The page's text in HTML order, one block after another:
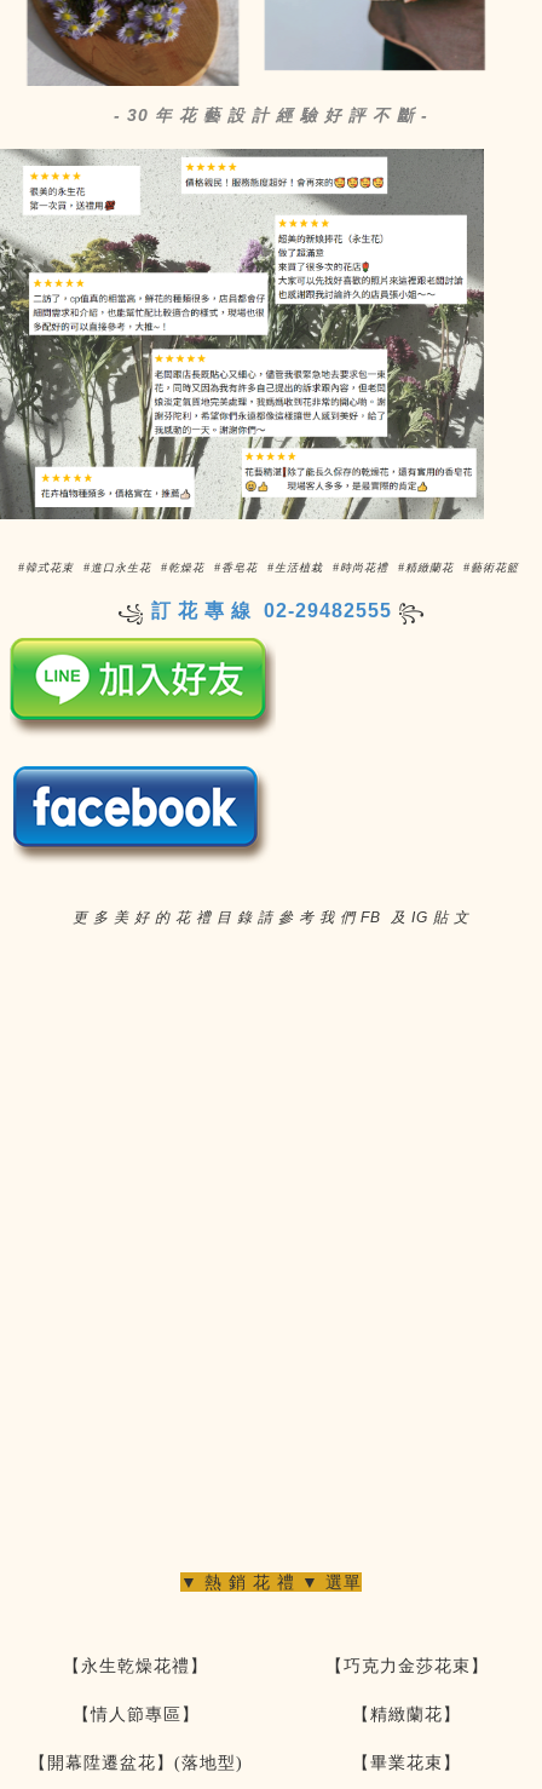
- 30 年 花 藝 設 計 經 驗 好 評 不 斷 -
#韓式花束 #進口永生花 #乾燥花 #香皂花 #生活植栽 #時尚花禮 #精緻蘭花 #藝術花籃
꧁ 訂 花 專 線 02-29482555 ꧂
更 多 美 好 的 花 禮 目 錄 請 參 考 我 們 FB 及 IG 貼 文
▼ 熱 銷 花 禮 ▼ 選單
【永生乾燥花禮】 【巧克力金莎花束】
【情人節專區】 【精緻蘭花】
【開幕陞遷盆花】(落地型) 【畢業花束】